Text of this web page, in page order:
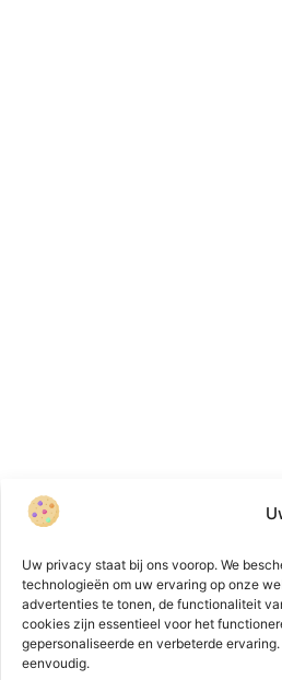
Uw privacy staat bij ons voorop. We
technologieën om uw ervaring op onze
advertenties te tonen, de functionaliteit
cookies zijn essentieel voor het
gepersonaliseerde en verbeterde
eenvoudig.